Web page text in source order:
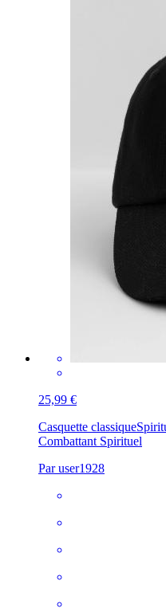
25,99 €
Casquette classique
Combattant Spirituel
Par user1928